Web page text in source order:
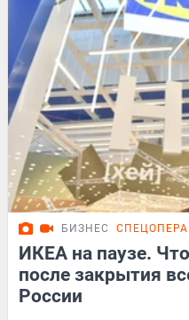
БИЗНЕС
ИКЕА на паузе.
после закрытия
России